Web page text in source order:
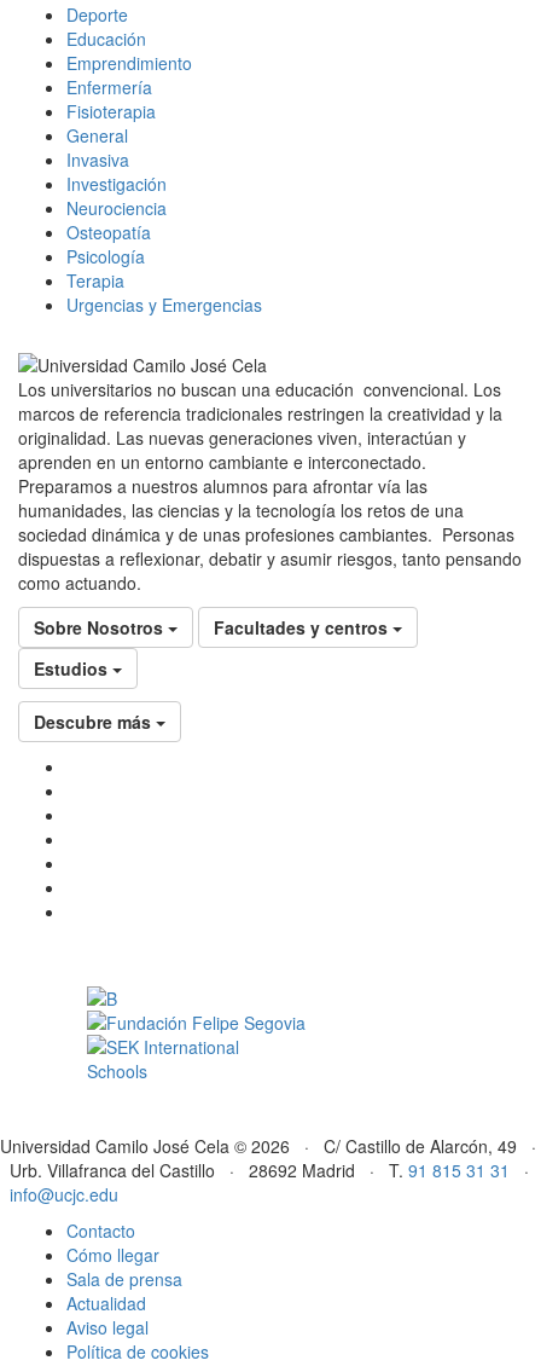
Deporte
Educación
Emprendimiento
Enfermería
Fisioterapia
General
Invasiva
Investigación
Neurociencia
Osteopatía
Psicología
Terapia
Urgencias y Emergencias
Los universitarios no buscan una educación convencional. Los
marcos de referencia tradicionales restringen la creatividad y la
originalidad. Las nuevas generaciones viven, interactúan y
aprenden en un entorno cambiante e interconectado.
Preparamos a nuestros alumnos para afrontar vía las
humanidades, las ciencias y la tecnología los retos de una
sociedad dinámica y de unas profesiones cambiantes. Personas
dispuestas a reflexionar, debatir y asumir riesgos, tanto pensando
como actuando.
Sobre Nosotros
Facultades y centros
Estudios
Descubre más
Universidad Camilo José Cela © 2026 · C/ Castillo de Alarcón, 49 ·
Urb. Villafranca del Castillo · 28692 Madrid · T. 91 815 31 31
·
info@ucjc.edu
Contacto
Cómo llegar
Sala de prensa
Actualidad
Aviso legal
Política de cookies